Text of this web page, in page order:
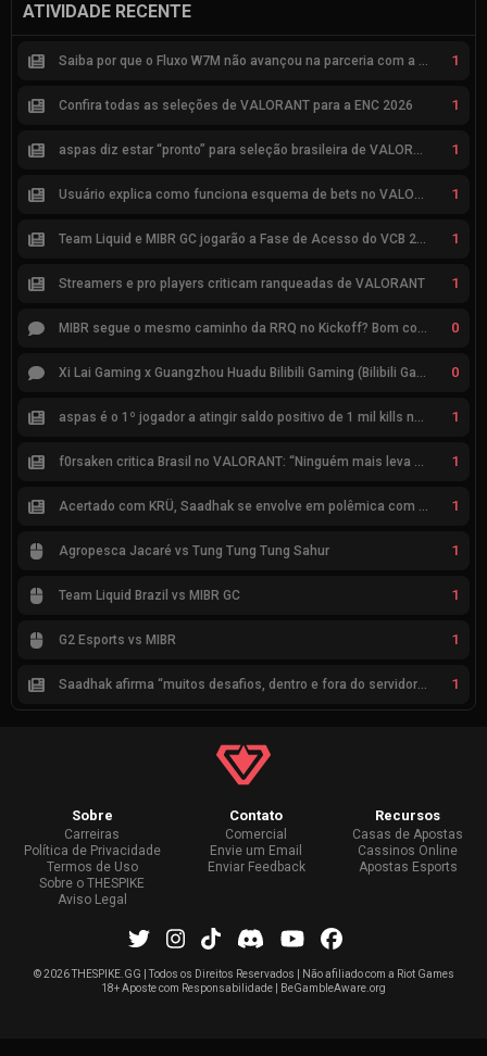
ATIVIDADE RECENTE
Saiba por que o Fluxo W7M não avançou na parceria com a Riot 1
Confira todas as seleções de VALORANT para a ENC 2026 1
aspas diz estar “pronto” para seleção brasileira de VALORANT 1
Usuário explica como funciona esquema de bets no VALORANT 1
Team Liquid e MIBR GC jogarão a Fase de Acesso do VCB 2026 1
Streamers e pro players criticam ranqueadas de VALORANT 1
MIBR segue o mesmo caminho da RRQ no Kickoff? Bom começo, mas risco de eliminação hoje 0
Xi Lai Gaming x Guangzhou Huadu Bilibili Gaming (Bilibili Gaming) 0
aspas é o 1º jogador a atingir saldo positivo de 1 mil kills no VCT 1
f0rsaken critica Brasil no VALORANT: “Ninguém mais leva a sério” 1
Acertado com KRÜ, Saadhak se envolve em polêmica com keznit 1
Agropesca Jacaré vs Tung Tung Tung Sahur 1
Team Liquid Brazil vs MIBR GC 1
G2 Esports vs MIBR 1
Saadhak afirma “muitos desafios, dentro e fora do servidor” sobre a jornada até a classificação 1
Sobre
Carreiras
Política de Privacidade
Termos de Uso
Sobre o THESPIKE
Aviso Legal
Contato
Comercial
Envie um Email
Enviar Feedback
Recursos
Casas de Apostas
Cassinos Online
Apostas Esports
©2026 THESPIKE.GG | Todos os Direitos Reservados | Não afiliado com a Riot Games
18+ Aposte com Responsabilidade | BeGambleAware.org